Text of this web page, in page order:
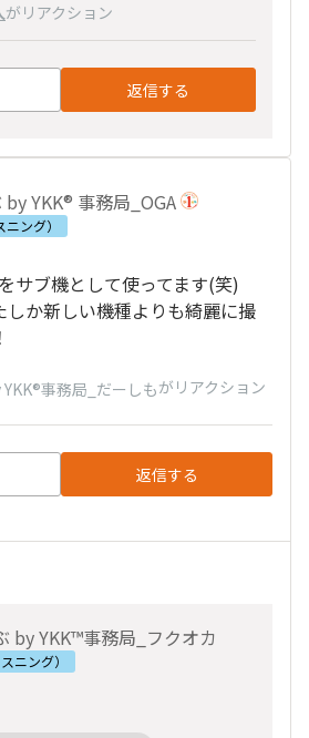
がリアクション
返信する
YKK® 事務局_OGA
ング）
サブ機として使ってます(笑)
しか新しい機種よりも綺麗に撮
事務局_だーしもがリアクション
返信する
by YKK™事務局_フクオカ
ニング）